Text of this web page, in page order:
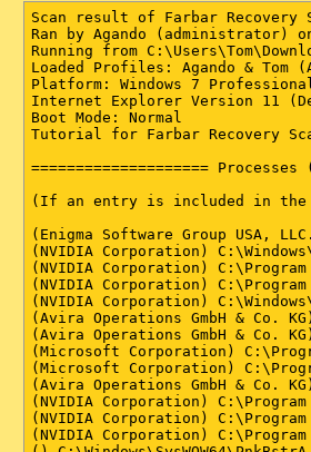
Scan result of Farbar Recovery Scan Tool (FRST.txt) (x64) Version: 11-03-2015
Ran by Agando (administrator) on AGANDO-PC on 02-04-2015 13:47:40
Running from C:\Users\Tom\Downloads
Loaded Profiles: Agando & Tom (Available profiles: Agando & Tom & Anna)
Platform: Windows 7 Professional Service Pack 1 (X64) OS Language: Deutsch (Deutschland)
Internet Explorer Version 11 (Default browser: Chrome)
Boot Mode: Normal
Tutorial for Farbar Recovery Scan Tool: hxxp://www.geekstogo.com/forum/topic/335081-frst-tutorial-how-to-use-farbar-recovery-scan-tool/

==================== Processes (Whitelisted) =================

(If an entry is included in the fixlist, the process will be closed. The file will not be moved.)

(Enigma Software Group USA, LLC.) C:\Program Files\Enigma Software Group\SpyHunter\SH4Service.exe
(NVIDIA Corporation) C:\Windows\System32\nvvsvc.exe
(NVIDIA Corporation) C:\Program Files (x86)\NVIDIA Corporation\3D Vision\nvSCPAPISvr.exe
(NVIDIA Corporation) C:\Program Files\NVIDIA Corporation\Display\nvxdsync.exe
(NVIDIA Corporation) C:\Windows\System32\nvvsvc.exe
(Avira Operations GmbH & Co. KG) C:\Program Files (x86)\Avira\AntiVir Desktop\sched.exe
(Avira Operations GmbH & Co. KG) C:\Program Files (x86)\Avira\AntiVir Desktop\avguard.exe
(Microsoft Corporation) C:\Program Files (x86)\Skype\Toolbars\AutoUpdate\SkypeC2CAutoUpdateSvc.exe
(Microsoft Corporation) C:\Program Files (x86)\Skype\Toolbars\PNRSvc\SkypeC2CPNRSvc.exe
(Avira Operations GmbH & Co. KG) C:\Program Files (x86)\Avira\AntiVir Desktop\avshadow.exe
(NVIDIA Corporation) C:\Program Files\NVIDIA Corporation\GeForce Experience Service\GfExperienceService.exe
(NVIDIA Corporation) C:\Program Files (x86)\NVIDIA Corporation\NetService\NvNetworkService.exe
(NVIDIA Corporation) C:\Program Files\NVIDIA Corporation\NvStreamSrv\nvstreamsvc.exe
() C:\Windows\SysWOW64\PnkBstrA.exe
(Microsoft Corporation) C:\Program Files (x86)\Microsoft Application Virtualization Client\sftvsa.exe
(Avira Operations GmbH & Co. KG) C:\Program Files (x86)\Avira\AntiVir Desktop\avmailc7.exe
(Avira Operations GmbH & Co. KG) C:\Program Files (x86)\Avira\AntiVir Desktop\avwebg7.exe
(Client Connect LTD) C:\Program Files (x86)\SearchProtect\Main\bin\CltMngSvc.exe
(Microsoft Corporation) C:\Program Files (x86)\Microsoft Application Virtualization Client\sftlist.exe
(Microsoft Corporation) C:\Program Files (x86)\Common Files\microsoft shared\Virtualization Handler\CVHSVC.EXE
(NVIDIA Corporation) C:\Program Files\NVIDIA Corporation\NvStreamSrv\nvstreamsvc.exe
(Client Connect LTD) C:\Program Files (x86)\SearchProtect\SearchProtect\bin\cltmng.exe
(Client Connect LTD) C:\Program Files (x86)\SearchProtect\UI\bin\cltmngui.exe
(Realtek Semiconductor) C:\Program Files\Realtek\Audio\HDA\RtkNGUI64.exe
(NVIDIA Corporation) C:\Program Files (x86)\NVIDIA Corporation\Update Core\NvBackend.exe
(Piriform Ltd) C:\Program Files\CCleaner\CCleaner64.exe
(Renesas Electronics Corporation) C:\Program Files (x86)\Renesas Electronics\USB 3.0 Host Controller Driver\Application\rusb3mon.exe
(Intel Corporation) C:\Program Files (x86)\Intel\Intel(R) USB 3.0 eXtensible Host Controller Driver\Application\iusb3mon.exe
(Avira Operations GmbH & Co. KG) C:\Program Files (x86)\Avira\AntiVir Desktop\avgnt.exe
() C:\Program Files (x86)\Drakonia Configurator\hid.exe
(Oracle Corporation) C:\Program Files (x86)\Common Files\Java\Java Update\jusched.exe
() C:\Program Files (x86)\Drakonia Configurator\trayicon.exe
(NVIDIA Corporation) C:\Program Files\NVIDIA Corporation\Display\nvtray.exe
(NVIDIA Corporation) C:\Program Files\NVIDIA Corporation\ShadowPlay\nvspcaps64.exe
(Google Inc.) C:\Program Files (x86)\Google\Chrome\Application\chrome.exe
(Google Inc.) C:\Program Files (x86)\Google\Chrome\Application\chrome.exe
(Google Inc.) C:\Program Files (x86)\Google\Chrome\Application\chrome.exe
(Google Inc.) C:\Program Files (x86)\Google\Chrome\Application\chrome.exe
(Google Inc.) C:\Program Files